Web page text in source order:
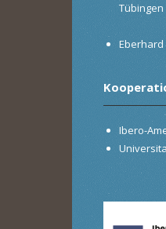
Tübingen
Eberhard
Ibero-